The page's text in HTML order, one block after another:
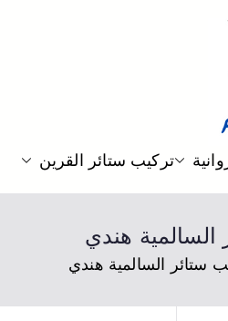
تصميم ستائر بحسب الطلب بالكويت
تركيب ستائر القرين